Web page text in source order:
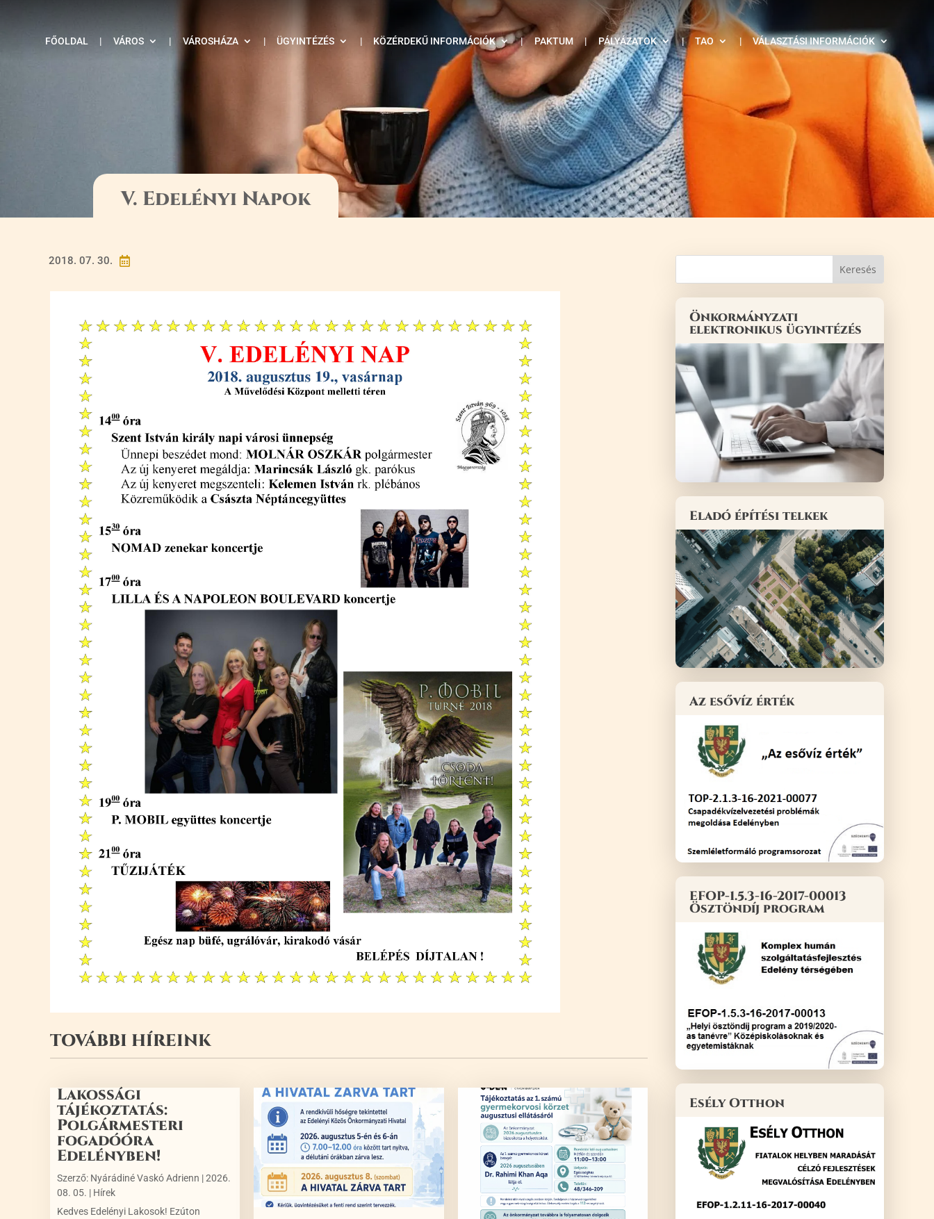
FŐOLDAL | VÁROS | VÁROSHÁZA | ÜGYINTÉZÉS | KÖZÉRDEKŰ INFORMÁCIÓK | PAKTUM | PÁLYÁZATOK | TAO | VÁLASZTÁSI INFORMÁCIÓK
V. Edelényi Napok

2018. 07. 30.
TOVÁBBI HÍREINK
Lakossági
tájékoztatás:
Polgármesteri
fogadóóra
Edelényben!
Szerző: Nyárádiné Vaskó Adrienn |2026.
08. 05. | Hírek
Kedves Edelényi Lakosok! Ezúton
Önkormányzati
elektronikus ügyintézés
Eladó építési telkek
Az esővíz érték
EFOP-1.5.3-16-2017-00013
Ösztöndíj program
Esély Otthon